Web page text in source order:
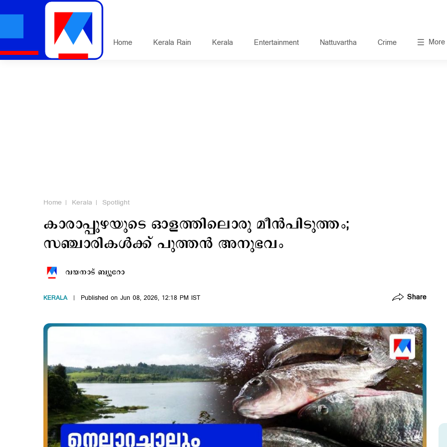
Home Kerala Rain Kerala Entertainment Nattuvartha Crime More
Home Kerala Spotlight
കാരാപ്പുഴയുടെ ഓളത്തിലൊരു മീന്‍പിടുത്തം;
സഞ്ചാരികള്‍ക്ക് പുത്തന്‍ അനുഭവം
വയനാട് ബ്യൂറോ
KERALA Published on Jun 08, 2026, 12:18 PM IST Share